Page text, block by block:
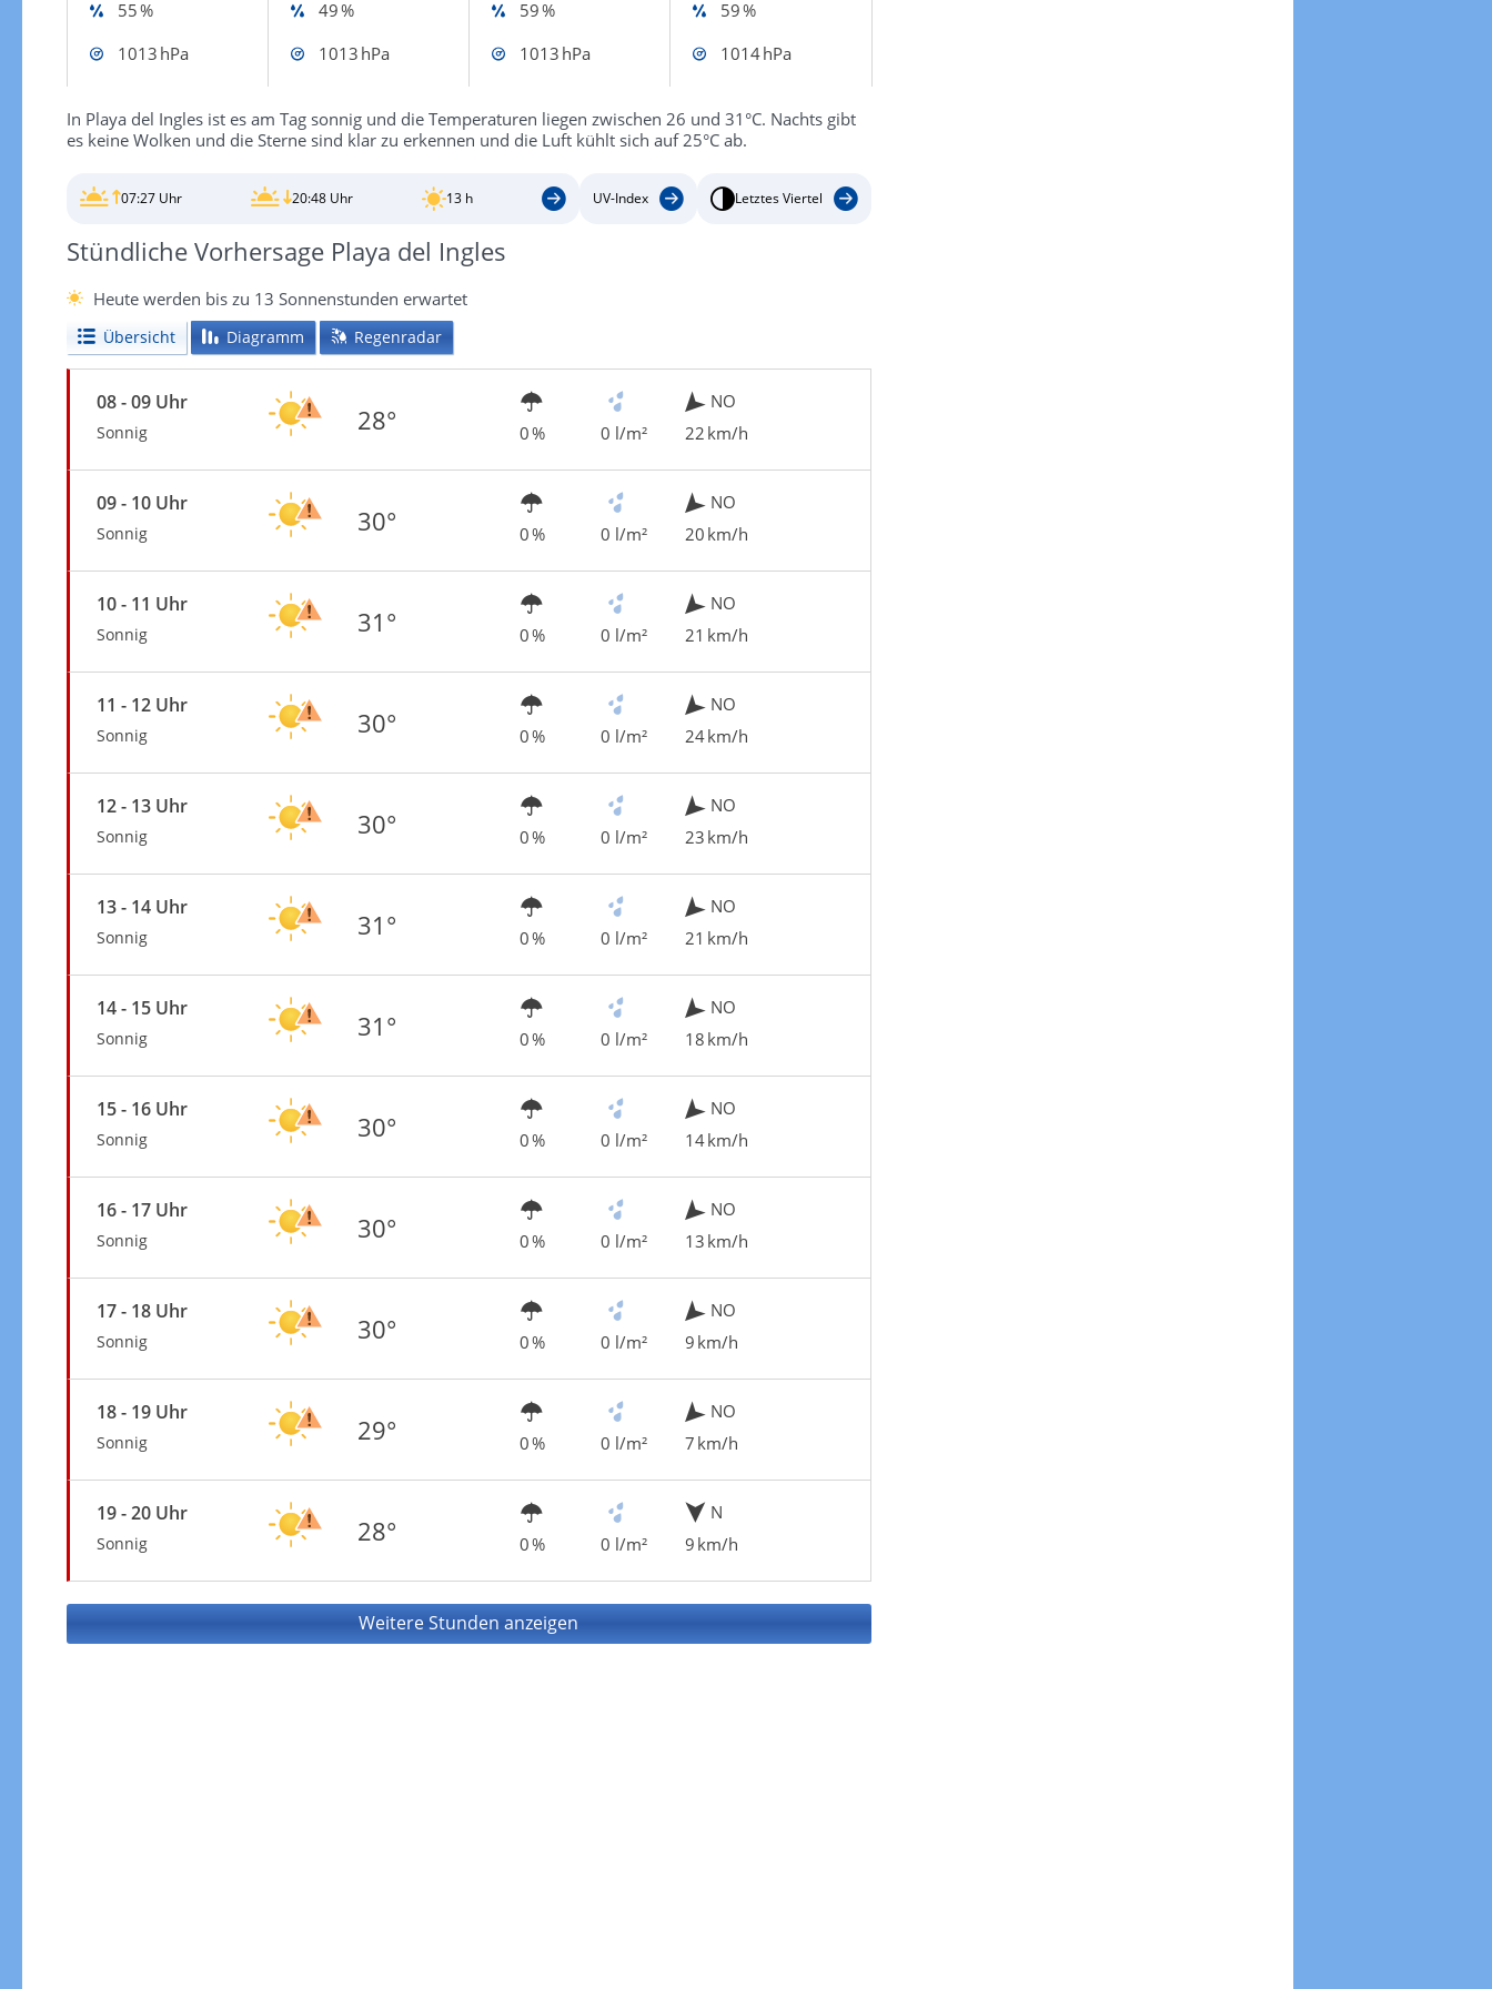
55 %
49 % 59 %
59 %
1013 hPa
1013 hPa 1013 hPa 1014 hPa
In Playa del Ingles ist es am Tag sonnig und die Temperaturen liegen zwischen 26 und 31°C. Nachts gibt
es keine Wolken und die Sterne sind klar zu erkennen und die Luft kühlt sich auf 25°C ab.
07:27 Uhr 20:48 Uhr 13 h UV-Index Letztes Viertel
Stündliche Vorhersage Playa del Ingles
Heute werden bis zu 13 Sonnenstunden erwartet
Übersicht Diagramm Regenradar
08 - 09 Uhr
Sonnig 28° 0 % 0 l/m²
NO
22 km/h
09 - 10 Uhr
Sonnig 30° 0 % 0 l/m²
NO
20 km/h
10 - 11 Uhr
Sonnig 31° 0 % 0 l/m²
NO
21 km/h
11 - 12 Uhr
Sonnig 30° 0 % 0 l/m²
NO
24 km/h
12 - 13 Uhr
Sonnig 30° 0 % 0 l/m²
NO
23 km/h
13 - 14 Uhr
Sonnig 31° 0 % 0 l/m²
NO
21 km/h
14 - 15 Uhr
Sonnig 31° 0 % 0 l/m²
NO
18 km/h
15 - 16 Uhr
Sonnig 30° 0 % 0 l/m²
NO
14 km/h
16 - 17 Uhr
Sonnig 30° 0 % 0 l/m²
NO
13 km/h
17 - 18 Uhr
Sonnig 30° 0 % 0 l/m²
NO
9 km/h
18 - 19 Uhr
Sonnig 29° 0 % 0 l/m²
NO
7 km/h
19 - 20 Uhr
Sonnig 28° 0 % 0 l/m²
N
9 km/h
Weitere Stunden anzeigen